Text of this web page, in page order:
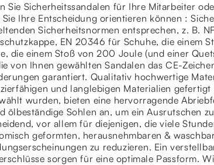
Sie Sicherheitssandalen für Ihre Mitarbeiter
Sie Ihre Entscheidung orientieren können :
Sicherheitsnormen entsprechen, z. B.
EN 20346 für Schuhe, die einem
die einem Stoß von 200 Joule (und einer
von Ihnen gewählten Sandalen das CE-
garantiert. Qualitativ hochwertige
und langlebigen Materialien
wurden, bieten eine hervorragende
ölbeständige Sohlen an, um ein Ausrutschen
vor allem für diejenigen, die viele
geformten, herausnehmbaren &
zu reduzieren. Ein
sorgen für eine optimale Passform.